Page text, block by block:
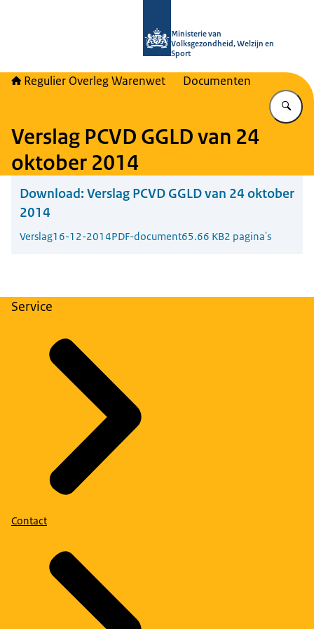
Ministerie van
Volksgezondheid, Welzijn en
Sport
Regulier Overleg Warenwet Documenten
Verslag PCVD GGLD van 24
oktober 2014
Download: Verslag PCVD GGLD van 24 oktober
2014
Verslag16-12-2014PDF-document65.66 KB2 pagina's
Service
Contact